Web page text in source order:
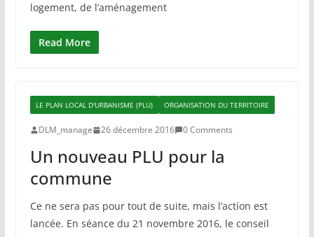
logement, de l’aménagement
Read More
LE PLAN LOCAL D'URBANISME (PLU) ORGANISATION DU TERRITOIRE
DLM_manage 26 décembre 2016 0 Comments
Un nouveau PLU pour la
commune
Ce ne sera pas pour tout de suite, mais l’actíon est
lancée. En séance du 21 novembre 2016, le conseil